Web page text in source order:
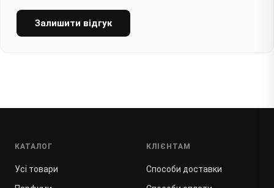
Залишити відгук
КАТАЛОГ
Усі товари
КЛІЄНТАМ
Способи доставки